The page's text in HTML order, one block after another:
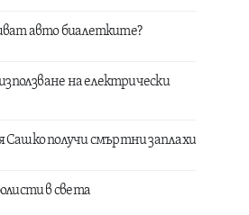
авто биалетките?
на електрически
Сашко получи смъртни заплахи
в света